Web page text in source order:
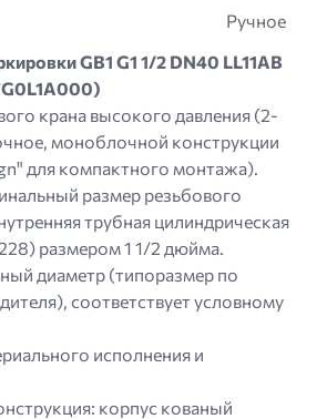
Ручное
GB1 G1 1/2 DN40 LL11AB
крана высокого давления (2-
моноблочной конструкции
для компактного монтажа).
размер резьбового
трубная цилиндрическая
размером 1 1/2 дюйма.
диаметр (типоразмер по
соответствует условному
исполнения и
корпус кованый